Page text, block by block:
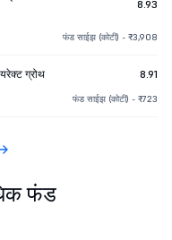
8.93
फंड साईझ (कोटी) - ₹3,908
ग्रोथ 8.91
फंड साईझ (कोटी) - ₹723
फंड